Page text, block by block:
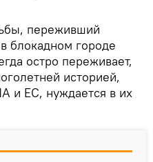
переживший
блокадном городе
остро переживает,
историей,
и ЕС, нуждается в их